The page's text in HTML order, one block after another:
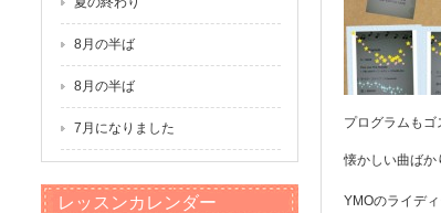
プログラムもゴ
懐かしい曲ばか
YMOのライデ
8月の半ば
8月の半ば
7月になりました
レッスンカレンダー